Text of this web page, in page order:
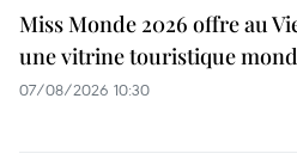
Miss Monde 2026 offre au
une vitrine touristique
07/08/2026 10:30